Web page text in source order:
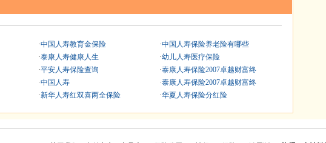
·中国人寿教育金保险
·泰康人寿健康人生
·平安人寿保险查询
·中国人寿
·新华人寿红双喜两全保险
·中国人寿保险养老险有哪些
·幼儿人寿医疗保险
·泰康人寿保险2007卓越财富终
·泰康人寿保险2007卓越财富终
·华夏人寿保险分红险